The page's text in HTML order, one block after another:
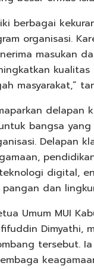
berbagai
organisasi.
masukan
kualitas
masyarakat,”
delapan
bangsa
Delapan
digital,
dan
Umum MUI
Dimyathi,
tersebut.